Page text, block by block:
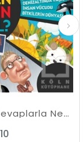
Soru ve Cevaplarla Neden Niçin Nasıl?